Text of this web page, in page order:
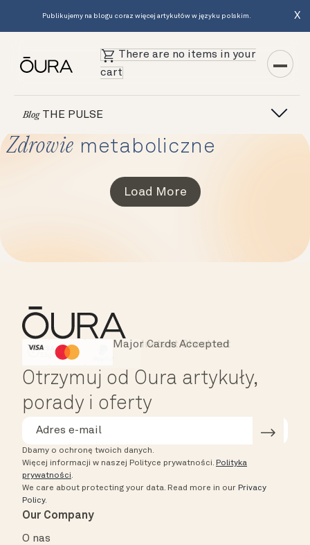
Publikujemy na blogu coraz więcej artykułów w języku polskim. X
There are no items in your
cart
BlogTHE PULSE
Zdrowie metaboliczne
Load More
HSA/FSA Eligible
Instant Checkout
Major Cards Accepted
Otrzymuj od Oura artykuły,
porady i oferty
Dbamy o ochronę twoich danych.
Więcej informacji w naszej Polityce prywatności. Polityka
prywatności.
We care about protecting your data. Read more in our Privacy
Policy.
Our Company
O nas